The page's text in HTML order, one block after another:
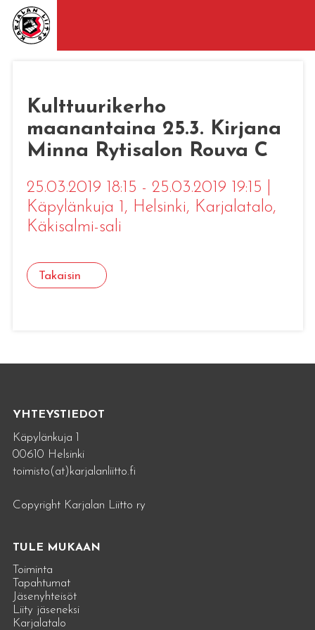
Kulttuurikerho
maanantaina 25.3. Kirjana
Minna Rytisalon Rouva C
25.03.2019 18:15 - 25.03.2019 19:15
Käpylänkuja 1, Helsinki, Karjalatalo,
Käkisalmi-sali
Takaisin
YHTEYSTIEDOT
Käpylänkuja 1
00610 Helsinki
toimisto(at)karjalanliitto.fi
Copyright Karjalan Liitto ry
TULE MUKAAN
Toiminta
Tapahtumat
Jäsenyhteisöt
Liity jäseneksi
Karjalatalo